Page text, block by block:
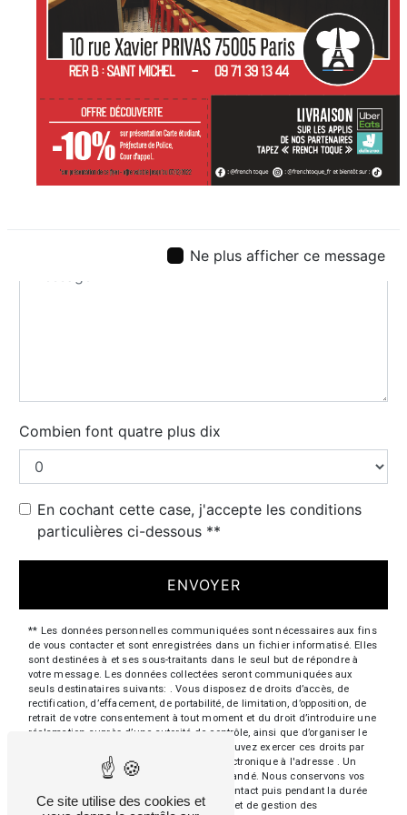
Ne plus afficher ce message
Combien font quatre plus dix
En cochant cette case, j'accepte les conditions
particulières ci-dessous **
ENVOYER
** Les données personnelles communiquées sont nécessaires aux fins
de vous contacter et sont enregistrées dans un fichier informatisé. Elles
sont destinées à et ses sous-traitants dans le seul but de répondre à
votre message. Les données collectées seront communiquées aux
seuls destinataires suivants: . Vous disposez de droits d’accès, de
rectification, d’effacement, de portabilité, de limitation, d’opposition, de
retrait de votre consentement à tout moment et du droit d’introduire une
réclamation auprès d’une autorité de contrôle, ainsi que d’organiser le
sort de vos données post-mortem. Vous pouvez exercer ces droits par
voie postale à l'adresse ou par courrier électronique à l'adresse . Un
justificatif d'identité pourra vous être demandé. Nous conservons vos
données pendant la période de prise de contact puis pendant la durée
de prescription légale aux fins probatoires et de gestion des
Ce site utilise des cookies et